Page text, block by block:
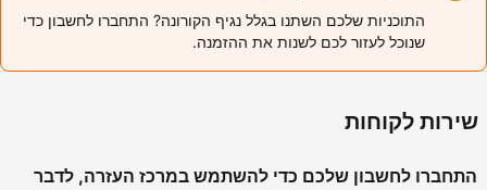
התוכניות שלכם השתנו בגלל נגיף הקורונה? התחברו לחשבון כדי
שנוכל לעזור לכם לשנות את ההזמנה.
שירות לקוחות
התחברו לחשבון שלכם כדי להשתמש במרכז העזרה, לדבר